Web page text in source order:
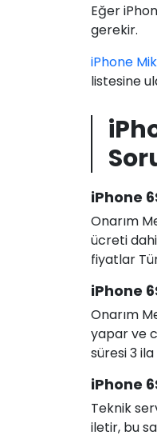
Eğer
gerekir.
iPhone
listesine
iPhone
Onarım
ücreti
fiyatlar
iPhone
Onarım
yapar ve
süresi 3
iPhone
Teknik
iletir, bu